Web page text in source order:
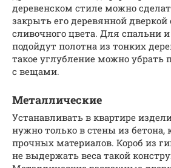
деревенском стиле можно
закрыть его деревянной дверкой
сливочного цвета. Для спальни
подойдут полотна из тонких
такое углубление можно убрать
с вещами.
Металлические
Устанавливать в квартире
нужно только в стены из бетона,
прочных материалов. Короб из
не выдержать веса такой